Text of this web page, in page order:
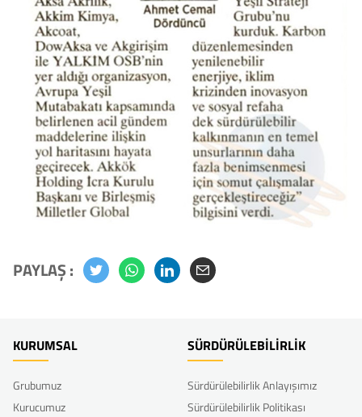
PAYLAŞ :
KURUMSAL
Grubumuz
Kurucumuz
SÜRDÜRÜLEBİLİRLİK
Sürdürülebilirlik Anlayışımız
Sürdürülebilirlik Politikası